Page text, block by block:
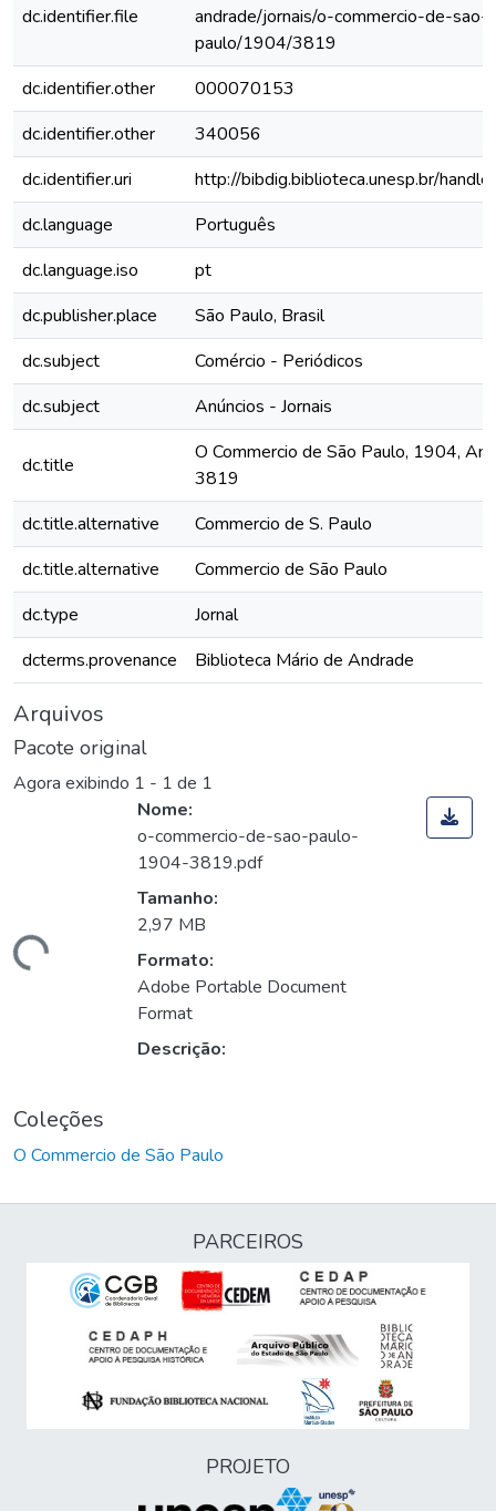
dc.identifier.file
andrade/jornais/o-commercio-de-sao-
paulo/1904/3819
dc.identifier.other
000070153
dc.identifier.other
340056
dc.identifier.uri
http://bibdig.biblioteca.unesp.br/
dc.language
Português
dc.language.iso
pt
dc.publisher.place
São Paulo, Brasil
dc.subject
Comércio - Periódicos
dc.subject
Anúncios - Jornais
dc.title
O Commercio de São Paulo, 1904,
3819
dc.title.alternative
Commercio de S. Paulo
dc.title.alternative
Commercio de São Paulo
dc.type
Jornal
dcterms.provenance
Biblioteca Mário de Andrade
Arquivos
Pacote original
Agora exibindo 1 - 1 de 1
Nome:
o-commercio-de-sao-paulo-
1904-3819.pdf
Tamanho:
2,97 MB
Formato:
Adobe Portable Document
Format
Descrição:
Coleções
O Commercio de São Paulo
PARCEIROS
PROJETO